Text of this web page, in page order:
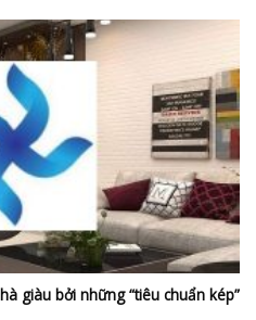
giàu bởi những “tiêu chuẩn kép”